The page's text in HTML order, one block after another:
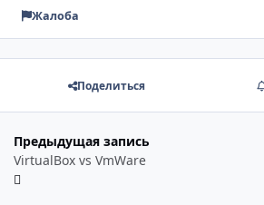
Жалоба
Поделиться
Предыдущая запись
VirtualBox vs VmWare